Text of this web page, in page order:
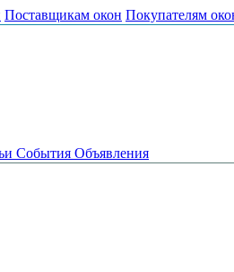
Поставщикам окон Покупателям
События Объявления